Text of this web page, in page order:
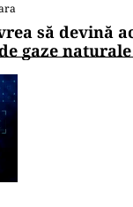
să devină
gaze